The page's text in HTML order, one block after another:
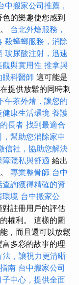
中搬家公司推薦，
的樂趣使您感到
台北外燴服務，
殺蟑螂服務，消除
玻尿酸注射，迅速
與實用性 推拿與
科醫師 這可能是
提供放鬆的同時刺
午茶外燴，讓您的
康生活環境 養護
長者 找到最適合
幫助您消除家中
信社，協助您解決
隱私與舒適 給出
專業整骨師 台中
查詢獲得精確的資
環境 台中搬家公
對註冊用戶的評估
權利。 這樣的圖
，而且還可以放鬆
多彩的故事的理
，讓視力更清晰
南 台中搬家公司
子中心，提供全面